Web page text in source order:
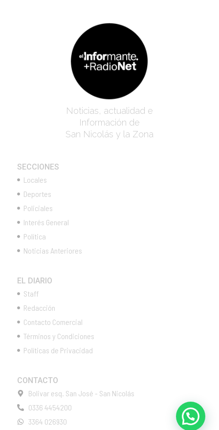
Noticias, actualidad e
Información de
San Nicolás y la Zona
SECCIONES
Locales
Deportes
Policiales
Interés General
Política
Noticias Anteriores
EL DIARIO
Staff
Redacción
Contacto Comercial
Términos y Condiciones
Políticas de Privacidad
CONTACTO
Bolivar esq. San José - San Nicolás
0336 4454200
3364 026930